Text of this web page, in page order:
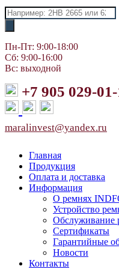
Поиск
товаров
Пн-Пт: 9:00-18:00
Сб: 9:00-16:00
Вс: выходной
+7 905 029-
maralinvest@yandex.ru
Главная
Продукция
Оплата и доставка
Информация
О ремнях
Устройство
Обслуживание
Сертификаты
Гарантийные
Новости
Контакты